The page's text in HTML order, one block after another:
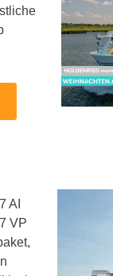
AI
VP